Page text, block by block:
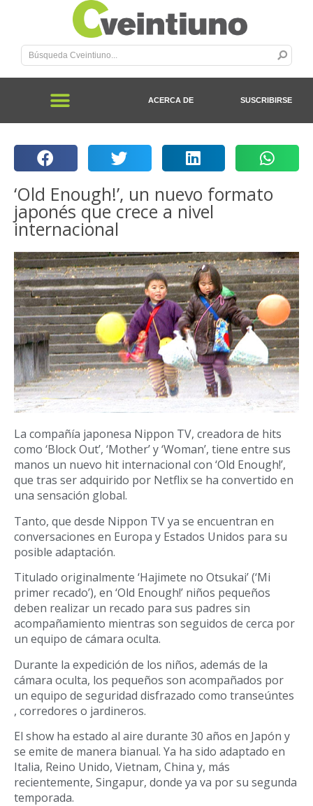
ACERCA DE SUSCRIBIRSE
‘Old Enough!’, un nuevo formato
japonés que crece a nivel
internacional
La compañía japonesa Nippon TV, creadora de hits
como ‘Block Out’, ‘Mother’ y ‘Woman’, tiene entre sus
manos un nuevo hit internacional con ‘Old Enough!’,
que tras ser adquirido por Netflix se ha convertido en
una sensación global.
Tanto, que desde Nippon TV ya se encuentran en
conversaciones en Europa y Estados Unidos para su
posible adaptación.
Titulado originalmente ‘Hajimete no Otsukai’ (‘Mi
primer recado’), en ‘Old Enough!’ niños pequeños
deben realizar un recado para sus padres sin
acompañamiento mientras son seguidos de cerca por
un equipo de cámara oculta.
Durante la expedición de los niños, además de la
cámara oculta, los pequeños son acompañados por
un equipo de seguridad disfrazado como transeúntes
, corredores o jardineros.
El show ha estado al aire durante 30 años en Japón y
se emite de manera bianual. Ya ha sido adaptado en
Italia, Reino Unido, Vietnam, China y, más
recientemente, Singapur, donde ya va por su segunda
temporada.